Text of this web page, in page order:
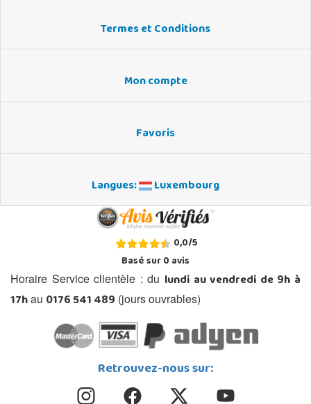
Termes et Conditions
Mon compte
Favoris
Langues: Luxembourg
0,0/5
Basé sur0avis
Horaire Service clientèle : du lundi au vendredi de 9h à
17hau 0176 541 489 (jours ouvrables)
Retrouvez-nous sur: